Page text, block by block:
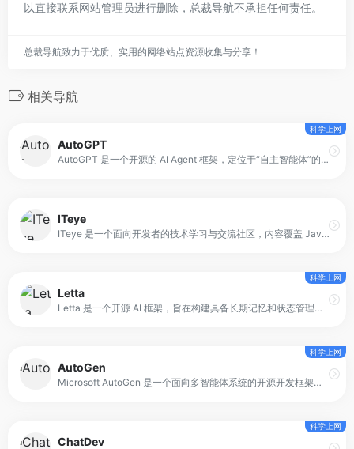
以直接联系网站管理员进行删除，总裁导航不承担任何责任。
总裁导航致力于优质、实用的网络站点资源收集与分享！
相关导航
科学上网
AutoGPT
AutoGPT 是一个开源的 AI Agent 框架，定位于“自主智能体”的实验与实践平台。与基于对话驱动的工具不同，AutoGPT 的核心目标是：给定一个高层目标，让模型自行拆解任务、规划步骤，并通过调用工具不断向目标推进。
ITeye
ITeye 是一个面向开发者的技术学习与交流社区，内容覆盖 Java 编程、Web 框架、前端开发、敏捷方法、数据库、系统架构、测试与项目管理等多个领域。社区聚合技术文章、实践经验、讨论与资源分享，适合希望在技术深度与广度上持续提升的开发者。
科学上网
Letta
Letta 是一个开源 AI 框架，旨在构建具备长期记忆和状态管理能力的智能体。它通过引入类似操作系统的内存管理机制，使 AI 在不同会话和时间跨度中保持一致的身份和知识。
科学上网
AutoGen
Microsoft AutoGen 是一个面向多智能体系统的开源开发框架，核心定位是“基于对话的 Agent 协作”。它允许开发者定义多个可交互的 Agent，这些 Agent 可以是大模型、人类参与者，或具备特定能力的工具代理。
科学上网
ChatDev